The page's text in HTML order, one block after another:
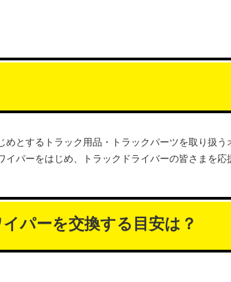
めとするトラック用品・トラックパーツを取り扱
イパーをはじめ、トラックドライバーの皆さまを応
パーを交換する目安は？